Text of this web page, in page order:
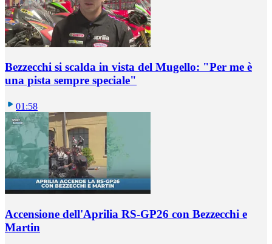
Bezzecchi si scalda in vista del Mugello: "Per me è
una pista sempre speciale"
01:58
Accensione dell'Aprilia RS-GP26 con Bezzecchi e
Martin